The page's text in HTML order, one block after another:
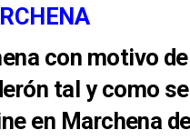
con motivo
tal y como
en Marchena